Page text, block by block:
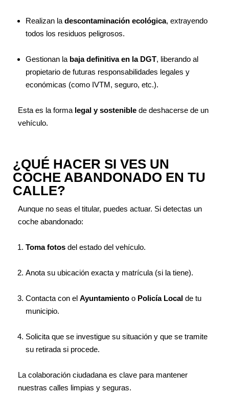
Realizan la descontaminación ecológica, extrayendo
todos los residuos peligrosos.
Gestionan la baja definitiva en la DGT, liberando al
propietario de futuras responsabilidades legales y
económicas (como IVTM, seguro, etc.).
Esta es la forma legal y sostenible de deshacerse de un
vehículo.
¿QUÉ HACER SI VES UN
COCHE ABANDONADO EN TU
CALLE?
Aunque no seas el titular, puedes actuar. Si detectas un
coche abandonado:
Toma fotos del estado del vehículo.
Anota su ubicación exacta y matrícula (si la tiene).
Contacta con el Ayuntamiento o Policía Local de tu
municipio.
Solicita que se investigue su situación y que se tramite
su retirada si procede.
La colaboración ciudadana es clave para mantener
nuestras calles limpias y seguras.